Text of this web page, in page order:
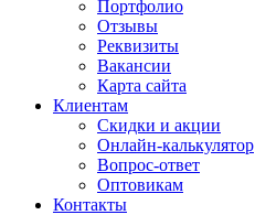
Портфолио
Отзывы
Реквизиты
Вакансии
Карта сайта
Клиентам
Скидки и акции
Онлайн-калькулятор
Вопрос-ответ
Оптовикам
Контакты